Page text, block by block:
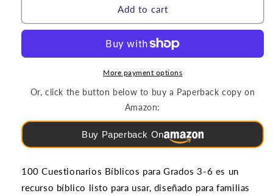
y
100
(grados
6)
Rompecabezas
y
100
Cuestionarios
(grados
6)
Add to cart
More payment options
Or, click the button below to buy a Paperback copy on
Amazon:
Buy Paperback On
100 Cuestionarios Bíblicos para Grados 3-6 es un
recurso bíblico listo para usar, diseñado para familias